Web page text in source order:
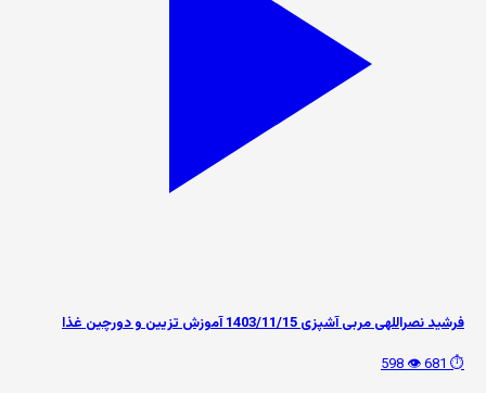
فرشید نصراللهی مربی آشپزی 1403/11/15 آموزش تزیین و دورچین غذا
⏱️ 681
👁️ 598